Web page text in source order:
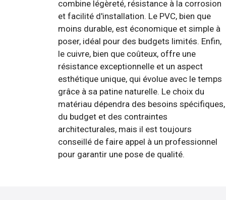
combine légèreté, résistance à la corrosion
et facilité d'installation. Le PVC, bien que
moins durable, est économique et simple à
poser, idéal pour des budgets limités. Enfin,
le cuivre, bien que coûteux, offre une
résistance exceptionnelle et un aspect
esthétique unique, qui évolue avec le temps
grâce à sa patine naturelle. Le choix du
matériau dépendra des besoins spécifiques,
du budget et des contraintes
architecturales, mais il est toujours
conseillé de faire appel à un professionnel
pour garantir une pose de qualité.